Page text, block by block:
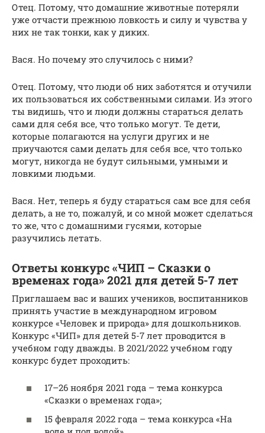
Отец. Потому, что домашние животные потеряли
уже отчасти прежнюю ловкость и силу и чувства у
них не так тонки, как у диких.
Вася. Но почему это случилось с ними?
Отец. Потому, что люди об них заботятся и отучили
их пользоваться их собственными силами. Из этого
ты видишь, что и люди должны стараться делать
сами для себя все, что только могут. Те дети,
которые полагаются на услуги других и не
приучаются сами делать для себя все, что только
могут, никогда не будут сильными, умными и
ловкими людьми.
Вася. Нет, теперь я буду стараться сам все для себя
делать, а не то, пожалуй, и со мной может сделаться
то же, что с домашними гусями, которые
разучились летать.
Ответы конкурс «ЧИП – Сказки о
временах года» 2021 для детей 5-7 лет
Приглашаем вас и ваших учеников, воспитанников
принять участие в международном игровом
конкурсе «Человек и природа» для дошкольников.
Конкурс «ЧИП» для детей 5-7 лет проводится в
учебном году дважды. В 2021/2022 учебном году
конкурс будет проходить:
17–26 ноября 2021 года – тема конкурса
«Сказки о временах года»;
15 февраля 2022 года – тема конкурса «На